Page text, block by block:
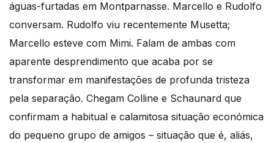
águas-furtadas em Montparnasse. Marcello e Rudolfo
conversam. Rudolfo viu recentemente Musetta;
Marcello esteve com Mimi. Falam de ambas com
aparente desprendimento que acaba por se
transformar em manifestações de profunda tristeza
pela separação. Chegam Colline e Schaunard que
confirmam a habitual e calamitosa situação económica
do pequeno grupo de amigos – situação que é, aliás,